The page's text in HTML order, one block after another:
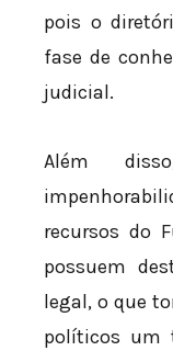
pois o
fase de
judicial.
Além
recursos do
possuem
legal, o que
políticos um